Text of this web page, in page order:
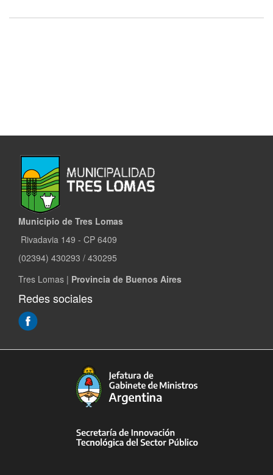
Municipio de Tres Lomas
Rivadavia 149 - CP 6409
(02394) 430293 / 430295
Tres Lomas | Provincia de Buenos Aires
Redes sociales